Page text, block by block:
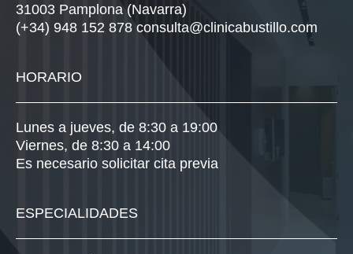
31003 Pamplona (Navarra)
(+34) 948 152 878 consulta@clinicabustillo.com
HORARIO
Lunes a jueves, de 8:30 a 19:00
Viernes, de 8:30 a 14:00
Es necesario solicitar cita previa
ESPECIALIDADES